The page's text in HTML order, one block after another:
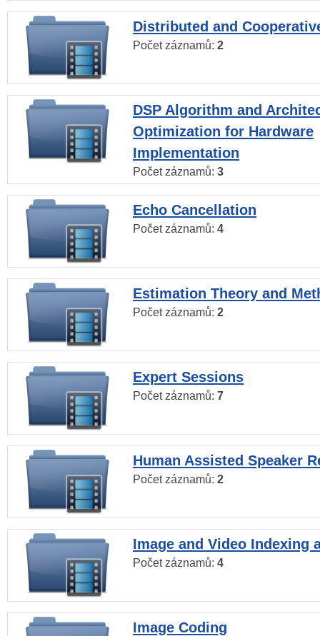
Distributed and
Počet záznamů: 2
DSP Algorithm and
Optimization for Hardware
Implementation
Počet záznamů: 3
Echo Cancellation
Počet záznamů: 4
Estimation Theory and
Počet záznamů: 2
Expert Sessions
Počet záznamů: 7
Human Assisted Speaker
Počet záznamů: 2
Image and Video Indexing
Počet záznamů: 4
Image Coding